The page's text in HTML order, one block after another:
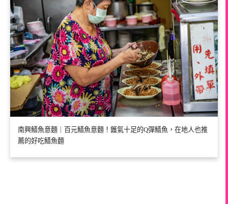
南興鱔魚意麵｜百元鱔魚意麵！鑊氣十足的Q彈鱔魚，在地人也推
薦的好吃鱔魚麵